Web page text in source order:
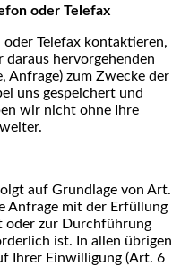
oder Telefax
Telefax kontaktieren,
daraus hervorgehenden
Anfrage) zum Zwecke der
uns gespeichert und
wir nicht ohne Ihre
auf Grundlage von Art.
Anfrage mit der Erfüllung
oder zur Durchführung
ist. In allen übrigen
Ihrer Einwilligung (Art. 6